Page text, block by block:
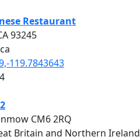
Restaurant
93245
119.7843643
CM6 2RQ
Britain and Northern Ireland